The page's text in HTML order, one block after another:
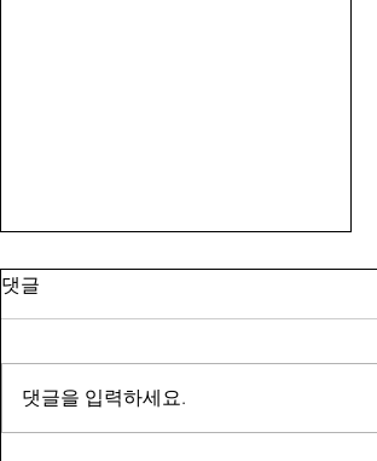
댓글
댓글을 입력하세요.